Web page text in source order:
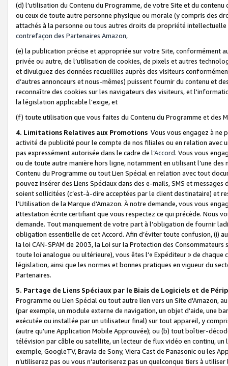
(d) l’utilisation du Contenu du Programme, de votre Site et du
ou ceux de toute autre personne physique ou morale (y compris des
attachés à la personne ou tous autres droits de propriété
contrefaçon des Partenaires Amazon,
(e) la publication précise et appropriée sur votre Site, conformément
privée ou autre, de l’utilisation de cookies, de pixels et autres
et divulguez des données recueillies auprès des visiteurs
d’autres annonceurs et nous-mêmes) puissent fournir du contenu et
reconnaître des cookies sur les navigateurs des visiteurs, et
la législation applicable l'exige, et
(f) toute utilisation que vous faites du Contenu du Programme et des
4. Limitations Relatives aux Promotions Vous vous engagez à ne
activité de publicité pour le compte de nos filiales ou en relation avec
pas expressément autorisée dans le cadre de l’Accord. Vous vous
ou de toute autre manière hors ligne, notamment en utilisant l’une
Contenu du Programme ou tout Lien Spécial en relation avec tout
pouvez insérer des Liens Spéciaux dans des e-mails, SMS et
soient sollicitées (c’est-à-dire acceptées par le client destinataire) et
l’Utilisation de la Marque d’Amazon. À notre demande, vous vous
attestation écrite certifiant que vous respectez ce qui précède. Nous
demande. Tout manquement de votre part à l’obligation de fournir
obligation essentielle de cet Accord. Afin d’éviter toute confusion, (i)
la loi CAN-SPAM de 2003, la Loi sur la Protection des
toute loi analogue ou ultérieure), vous êtes l’« Expéditeur » de
législation, ainsi que les normes et bonnes pratiques en vigueur du
Partenaires.
5. Partage de Liens Spéciaux par le Biais de Logiciels et de
Programme ou Lien Spécial ou tout autre lien vers un Site d'Amazon,
(par exemple, un module externe de navigation, un objet d'aide, une
exécutée ou installée par un utilisateur final) sur tout appareil, y
(autre qu'une Application Mobile Approuvée); ou (b) tout boîtier-
télévision par câble ou satellite, un lecteur de flux vidéo en continu,
exemple, GoogleTV, Bravia de Sony, Viera Cast de Panasonic ou les
n’utiliserez pas ou vous n’autoriserez pas un quelconque tiers à